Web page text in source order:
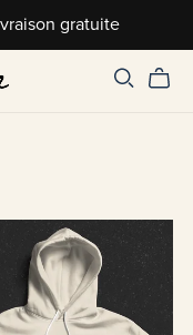
gratuite